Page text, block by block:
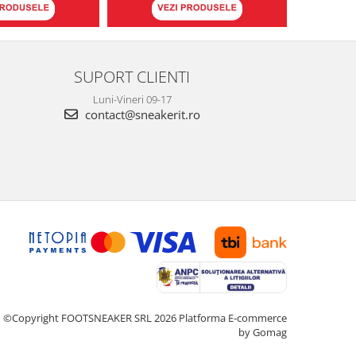
SUPORT CLIENTI
Luni-Vineri 09-17
contact@sneakerit.ro
©Copyright FOOTSNEAKER SRL 2026 Platforma E-commerce
by Gomag